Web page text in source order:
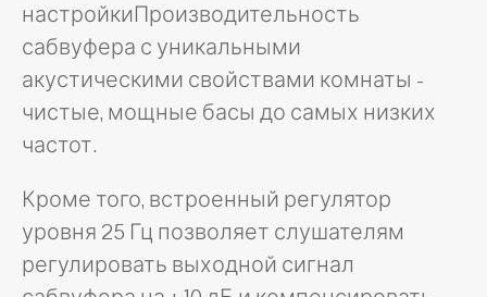
настройкиПроизводительность
сабвуфера с уникальными
акустическими свойствами комнаты -
чистые, мощные басы до самых низких
частот.
Кроме того, встроенный регулятор
уровня 25 Гц позволяет слушателям
регулировать выходной сигнал